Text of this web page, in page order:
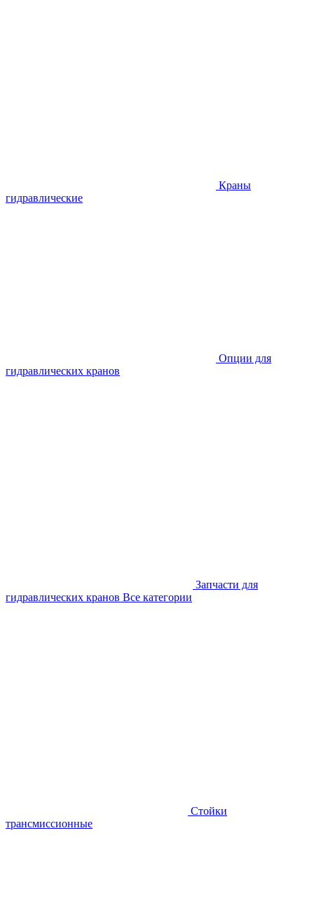
Краны
гидравлические
Опции для
гидравлических кранов
Запчасти для
гидравлических кранов Все категории
Стойки
трансмиссионные